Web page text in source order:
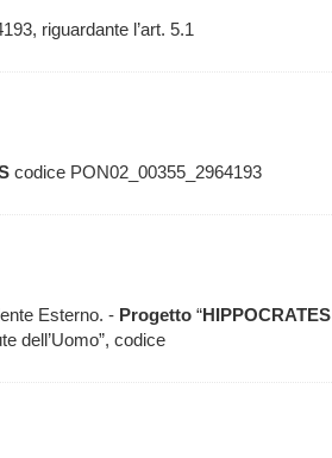
riguardante l’art. 5.1
codice PON02_00355_2964193
Esterno. - Progetto “HIPPOCRATES
dell’Uomo”, codice